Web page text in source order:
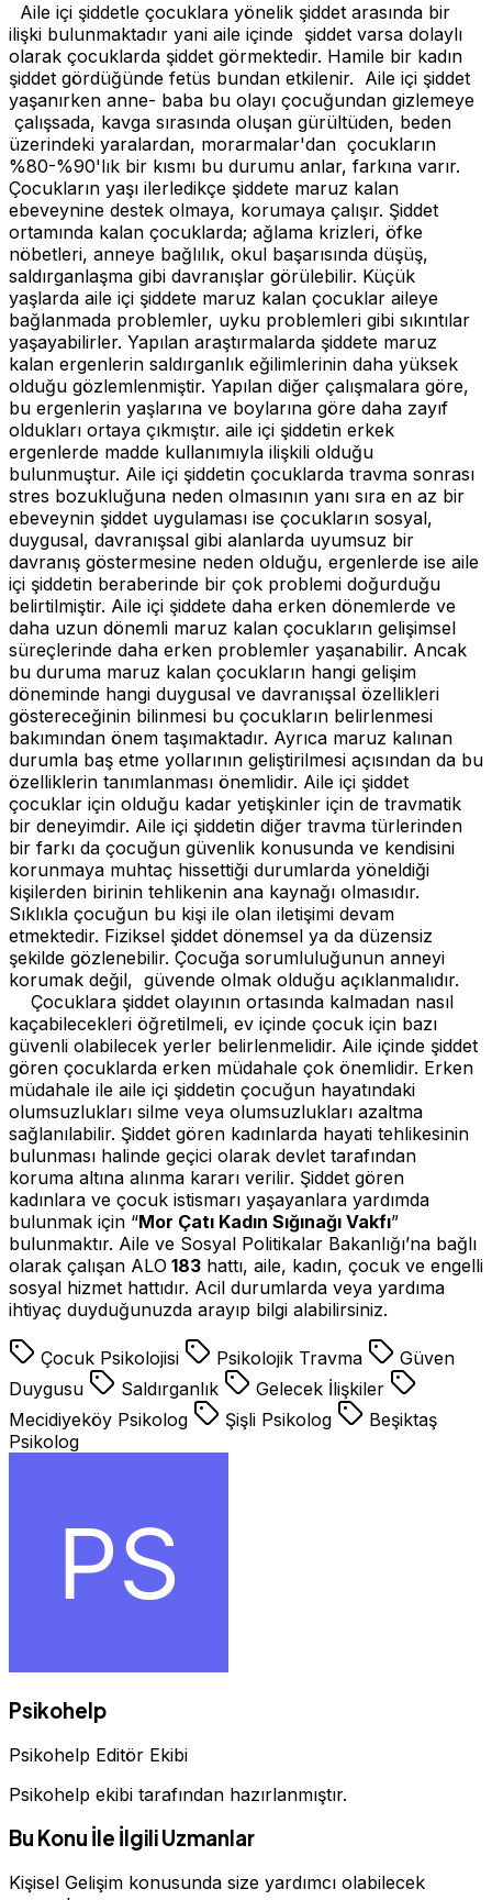
Aile içi şiddetle çocuklara yönelik şiddet arasında bir
ilişki bulunmaktadır yani aile içinde şiddet varsa dolaylı
olarak çocuklarda şiddet görmektedir. Hamile bir kadın
şiddet gördüğünde fetüs bundan etkilenir. Aile içi şiddet
yaşanırken anne- baba bu olayı çocuğundan gizlemeye
çalışsada, kavga sırasında oluşan gürültüden, beden
üzerindeki yaralardan, morarmalar'dan çocukların
%80-%90'lık bir kısmı bu durumu anlar, farkına varır.
Çocukların yaşı ilerledikçe şiddete maruz kalan
ebeveynine destek olmaya, korumaya çalışır. Şiddet
ortamında kalan çocuklarda; ağlama krizleri, öfke
nöbetleri, anneye bağlılık, okul başarısında düşüş,
saldırganlaşma gibi davranışlar görülebilir. Küçük
yaşlarda aile içi şiddete maruz kalan çocuklar aileye
bağlanmada problemler, uyku problemleri gibi sıkıntılar
yaşayabilirler. Yapılan araştırmalarda şiddete maruz
kalan ergenlerin saldırganlık eğilimlerinin daha yüksek
olduğu gözlemlenmiştir. Yapılan diğer çalışmalara göre,
bu ergenlerin yaşlarına ve boylarına göre daha zayıf
oldukları ortaya çıkmıştır. aile içi şiddetin erkek
ergenlerde madde kullanımıyla ilişkili olduğu
bulunmuştur. Aile içi şiddetin çocuklarda travma sonrası
stres bozukluğuna neden olmasının yanı sıra en az bir
ebeveynin şiddet uygulaması ise çocukların sosyal,
duygusal, davranışsal gibi alanlarda uyumsuz bir
davranış göstermesine neden olduğu, ergenlerde ise aile
içi şiddetin beraberinde bir çok problemi doğurduğu
belirtilmiştir. Aile içi şiddete daha erken dönemlerde ve
daha uzun dönemli maruz kalan çocukların gelişimsel
süreçlerinde daha erken problemler yaşanabilir. Ancak
bu duruma maruz kalan çocukların hangi gelişim
döneminde hangi duygusal ve davranışsal özellikleri
göstereceğinin bilinmesi bu çocukların belirlenmesi
bakımından önem taşımaktadır. Ayrıca maruz kalınan
durumla baş etme yollarının geliştirilmesi açısından da bu
özelliklerin tanımlanması önemlidir. Aile içi şiddet
çocuklar için olduğu kadar yetişkinler için de travmatik
bir deneyimdir. Aile içi şiddetin diğer travma türlerinden
bir farkı da çocuğun güvenlik konusunda ve kendisini
korunmaya muhtaç hissettiği durumlarda yöneldiği
kişilerden birinin tehlikenin ana kaynağı olmasıdır.
Sıklıkla çocuğun bu kişi ile olan iletişimi devam
etmektedir. Fiziksel şiddet dönemsel ya da düzensiz
şekilde gözlenebilir. Çocuğa sorumluluğunun anneyi
korumak değil, güvende olmak olduğu açıklanmalıdır.
Çocuklara şiddet olayının ortasında kalmadan nasıl
kaçabilecekleri öğretilmeli, ev içinde çocuk için bazı
güvenli olabilecek yerler belirlenmelidir. Aile içinde şiddet
gören çocuklarda erken müdahale çok önemlidir. Erken
müdahale ile aile içi şiddetin çocuğun hayatındaki
olumsuzlukları silme veya olumsuzlukları azaltma
sağlanılabilir. Şiddet gören kadınlarda hayati tehlikesinin
bulunması halinde geçici olarak devlet tarafından
koruma altına alınma kararı verilir. Şiddet gören
kadınlara ve çocuk istismarı yaşayanlara yardımda
bulunmak için “Mor Çatı Kadın Sığınağı Vakfı”
bulunmaktır. Aile ve Sosyal Politikalar Bakanlığı’na bağlı
olarak çalışan ALO 183 hattı, aile, kadın, çocuk ve engelli
sosyal hizmet hattıdır. Acil durumlarda veya yardıma
ihtiyaç duyduğunuzda arayıp bilgi alabilirsiniz.
Çocuk Psikolojisi Psikolojik Travma
Güven
Duygusu
Saldırganlık
Gelecek İlişkiler
Mecidiyeköy Psikolog
Şişli Psikolog
Beşiktaş
Psikolog
Psikohelp
Psikohelp Editör Ekibi
Psikohelp ekibi tarafından hazırlanmıştır.
Bu Konu İle İlgili Uzmanlar
Kişisel Gelişim konusunda size yardımcı olabilecek